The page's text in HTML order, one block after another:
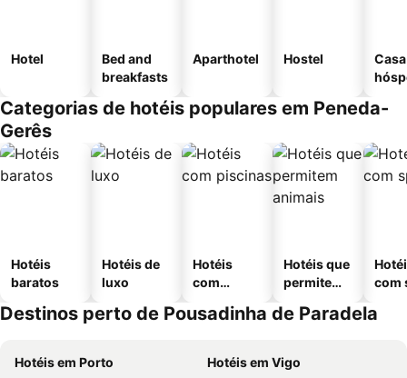
Hotel
Bed and
breakfasts
Aparthotel Hostel
Categorias de hotéis populares em Peneda-
Gerês
Hotéis
baratos
Hotéis de
luxo
Hotéis
com
Hotéis que
permitem
com
Destinos perto de Pousadinha de Paradela
Hotéis em Porto
Hotéis em Vigo